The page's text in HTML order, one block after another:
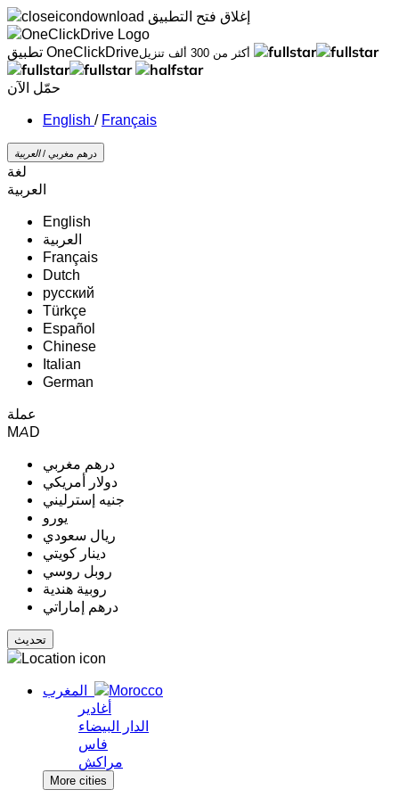
إغلاق فتح التطبيق
تطبيق OneClickDrive
أكثر من 300 ألف تنزيل
حمّل الآن
/ Français
درهم مغربي /‏العربية‏
لغة
‏العربية‏
English
‏العربية‏
Français
Dutch
русский
Türkçe
Español
Chinese
Italian
German
عملة
MAD
درهم مغربي
دولار أمريكي
جنيه إسترليني
يورو
ريال سعودي
دينار كويتي
روبل روسي
روبية هندية
درهم إماراتي
المغرب
أغادير
الدار البيضاء
فاس
مراكش
More cities